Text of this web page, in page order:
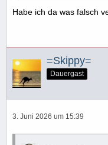
Habe ich da was falsch
=Skippy=
Dauergast
3. Juni 2026 um 15:39